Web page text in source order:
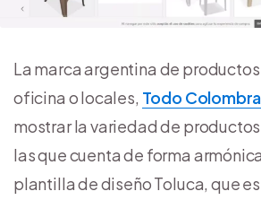
La marca argentina de
oficina o locales, Todo
mostrar la variedad de
las que cuenta de forma
plantilla de diseño Toluca, que